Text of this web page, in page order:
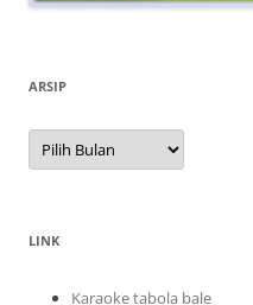
ARSIP
Arsip
LINK
Karaoke tabola bale